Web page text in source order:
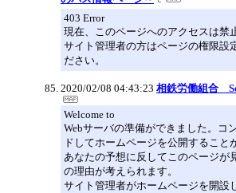
403 Error
現在、このページへのアクセスは禁
サイト管理者の方はページの権限設
ださい。
2020/02/08 04:43:23 相鉄労働組合
Welcome to
Webサーバの準備ができました。コ
ドしてホームページを公開すること
あなたの予想に反してこのページが
の理由が考えられます。
サイト管理者がホームページを開設